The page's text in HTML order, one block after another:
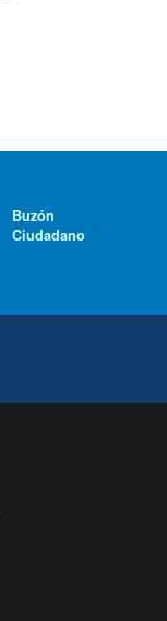
Buzón
Ciudadano